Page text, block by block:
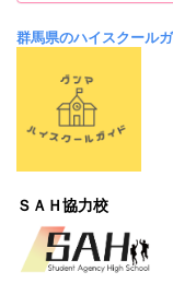
群馬県のハイスクール
ＳＡＨ協力校